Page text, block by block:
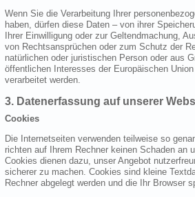
Wenn Sie die Verarbeitung Ihrer
haben, dürfen diese Daten – von ihrer
Ihrer Einwilligung oder zur Geltendmachung,
von Rechtsansprüchen oder zum Schutz der
natürlichen oder juristischen Person oder aus
öffentlichen Interesses der Europäischen
verarbeitet werden.
3. Datenerfassung auf unserer
Cookies
Die Internetseiten verwenden teilweise so
richten auf Ihrem Rechner keinen Schaden an
Cookies dienen dazu, unser Angebot
sicherer zu machen. Cookies sind kleine
Rechner abgelegt werden und die Ihr Browser